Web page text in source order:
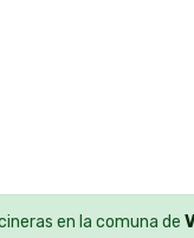
en la comuna de